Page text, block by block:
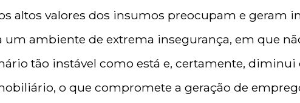
altos valores dos insumos preocupam e geram
um ambiente de extrema insegurança, em que
tão instável como está e, certamente, diminui
o que compromete a geração de